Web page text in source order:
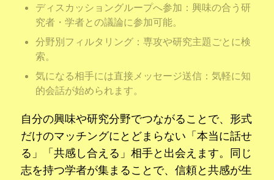
ディスカッショングループへ参加：興味の合う研
究者・学者との議論に参加可能。
分野別フィルタリング：専攻や研究主題ごとに検
索。
気になる相手には直接メッセージ送信：気軽に知
的会話が始められます。
自分の興味や研究分野でつながることで、形式
だけのマッチングにとどまらない「本当に話せ
る」「共感し合える」相手と出会えます。同じ
志を持つ学者が集まることで、信頼と共感が生